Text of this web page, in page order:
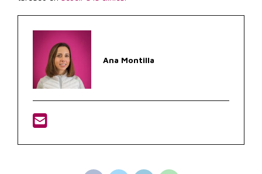
Ana Montilla